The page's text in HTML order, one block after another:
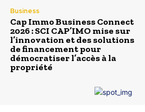
Business
Cap Immo Business Connect
2026 : SCI CAP’IMO mise sur
l’innovation et des solutions
de financement pour
démocratiser l’accès à la
propriété